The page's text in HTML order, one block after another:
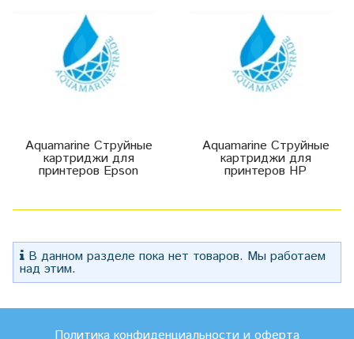
Aquamarine Струйные
картриджи для
принтеров Epson
Aquamarine Струйные
картриджи для
принтеров HP
В данном разделе пока нет товаров. Мы работаем
над этим.
Политика конфиденциальности и оферта